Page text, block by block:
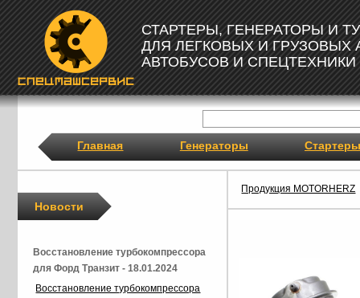
СТАРТЕРЫ, ГЕНЕРАТОРЫ И
ДЛЯ ЛЕГКОВЫХ И ГРУЗОВЫХ
АВТОБУСОВ И СПЕЦТЕХНИКИ
Главная Генераторы Стартеры
Продукция MOTORHERZ
Новости
Восстановление турбокомпрессора
для Форд Транзит - 18.01.2024
Восстановление турбокомпрессора